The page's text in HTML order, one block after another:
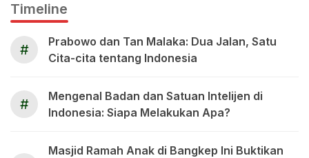
Timeline
#
Prabowo dan Tan Malaka: Dua Jalan, Satu
Cita-cita tentang Indonesia
#
Mengenal Badan dan Satuan Intelijen di
Indonesia: Siapa Melakukan Apa?
Masjid Ramah Anak di Bangkep Ini Buktikan